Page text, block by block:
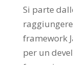
Si parte
framework
per un